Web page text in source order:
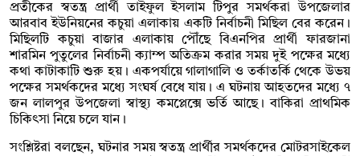
প্রতীকের স্বতন্ত্র প্রার্থী তাইফুল ইসলাম টিপুর সমর্থকরা উপজেলার
আরবাব ইউনিয়নের কচুয়া এলাকায় একটি নির্বাচনী মিছিল বের করেন।
মিছিলটি কচুয়া বাজার এলাকায় পৌঁছে বিএনপির প্রার্থী ফারজানা
শারমিন পুতুলের নির্বাচনী ক্যাম্প অতিক্রম করার সময় দুই পক্ষের মধ্যে
কথা কাটাকাটি শুরু হয়। একপর্যায়ে গালাগালি ও তর্কাতর্কি থেকে উভয়
পক্ষের সমর্থকদের মধ্যে সংঘর্ষ বেধে যায়। এ ঘটনায় আহতদের মধ্যে ৭
জন লালপুর উপজেলা স্বাস্থ্য কমপ্লেক্সে ভর্তি আছে। বাকিরা প্রাথমিক
চিকিৎসা নিয়ে চলে যান।
সংশ্লিষ্টরা বলছেন, ঘটনার সময় স্বতন্ত্র প্রার্থীর সমর্থকদের মোটরসাইকেল